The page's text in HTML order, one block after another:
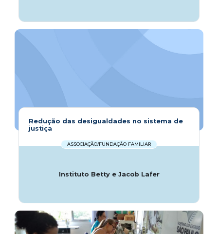
Redução das desigualdades no sistema de
justiça
ASSOCIAÇÃO/FUNDAÇÃO FAMILIAR
Instituto Betty e Jacob Lafer